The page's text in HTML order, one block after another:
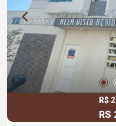
R$
R$